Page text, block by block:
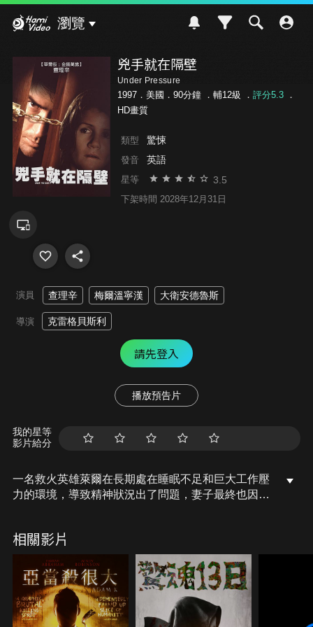
瀏覽
兇手就在隔壁
Under Pressure
1997．美國．90分鐘 ． 輔12級 ． 評分5.3．
HD畫質
類型 驚悚
發音 英語
星等 3.5
下架時間 2028年12月31日
演員 查理辛 梅爾溫寧漢 大衛安德魯斯
導演 克雷格貝斯利
請先登入
播放預告片
我的星等
影片給分
一名救火英雄萊爾在長期處在睡眠不足和巨大工作壓
力的環境，導致精神狀況出了問題，妻子最終也因無
安眠，他決定用滅火的專業知識來惡整那些小朋友，
沒想到竟鬧出了人命！儘管如此，外界並無人懷疑這
位打火英雄正是造成這起悲劇的兇手，直到某些線索
被人發現……。
相關影片